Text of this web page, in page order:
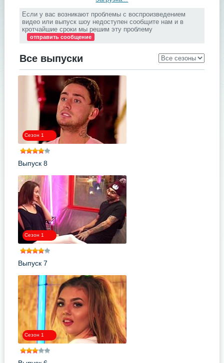
Если у вас возникают проблемы с воспроизведением
видео или выпуск шоу недоступен сообщите нам и в
кротчайшие сроки мы решим эту проблему
отправить сообщение
Все выпуски
Сезон 1
Выпуск 8
Сезон 1
Выпуск 7
Сезон 1